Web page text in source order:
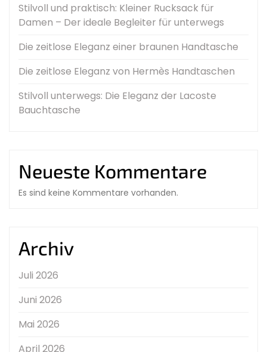
Stilvoll und praktisch: Kleiner Rucksack für
Damen – Der ideale Begleiter für unterwegs
Die zeitlose Eleganz einer braunen Handtasche
Die zeitlose Eleganz von Hermès Handtaschen
Stilvoll unterwegs: Die Eleganz der Lacoste
Bauchtasche
Neueste Kommentare
Es sind keine Kommentare vorhanden.
Archiv
Juli 2026
Juni 2026
Mai 2026
April 2026